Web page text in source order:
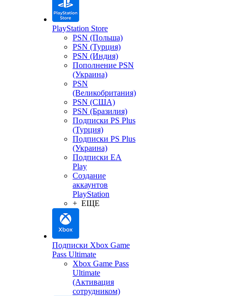
PlayStation Store
PSN (Польша)
PSN (Турция)
PSN (Индия)
Пополнение PSN
(Украина)
PSN
(Великобритания)
PSN (США)
PSN (Бразилия)
Подписки PS Plus
(Турция)
Подписки PS Plus
(Украина)
Подписки EA
Play
Создание
аккаунтов
PlayStation
+ ЕЩЕ
Подписки Xbox Game
Pass Ultimate
Xbox Game Pass
Ultimate
(Активация
сотрудником)